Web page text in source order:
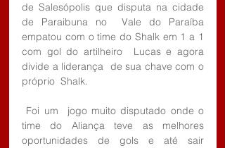
de Salesópolis que disputa na cidade
de Paraibuna no  Vale do Paraíba
empatou com o time do Shalk em 1 a 1
com gol do artilheiro  Lucas e agora
divide a liderança  de sua chave com o
próprio  Shalk.
time do Aliança teve as melhores
oportunidades de gols e até sair